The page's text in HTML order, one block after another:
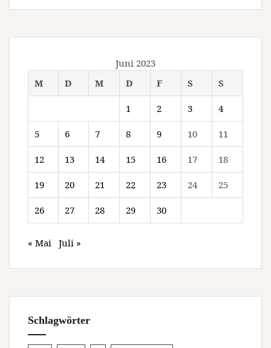
Juni 2023
M
D M D F S S
1 2 3 4
5 6 7 8 9 10 11
12 13 14 15 16 17 18
19 20 21 22 23 24 25
26 27 28 29 30
« Mai Juli »
Schlagwörter